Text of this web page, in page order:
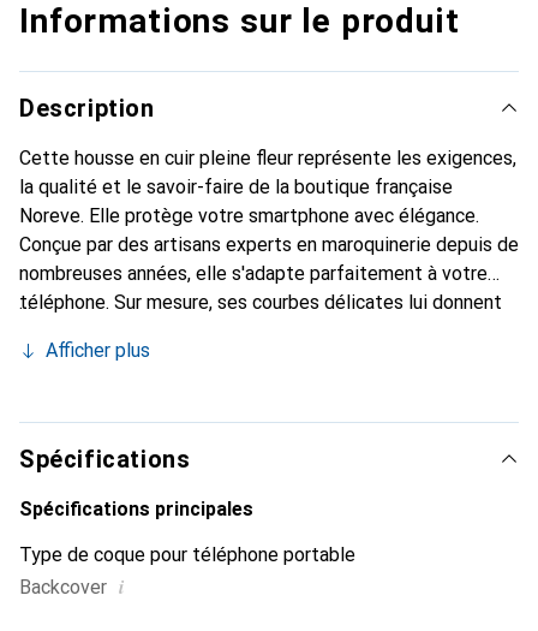
Informations sur le produit
Description
Cette housse en cuir pleine fleur représente les exigences,
la qualité et le savoir-faire de la boutique française
Noreve. Elle protège votre smartphone avec élégance.
Conçue par des artisans experts en maroquinerie depuis de
nombreuses années, elle s'adapte parfaitement à votre
téléphone. Sur mesure, ses courbes délicates lui donnent
et indispensable de votre smartphone. Reconnaître
marque Noreve est un choix sûr pour une clientèle
exigeante.
Afficher plus
Spécifications
Spécifications principales
Type de coque pour téléphone portable
Backcover i